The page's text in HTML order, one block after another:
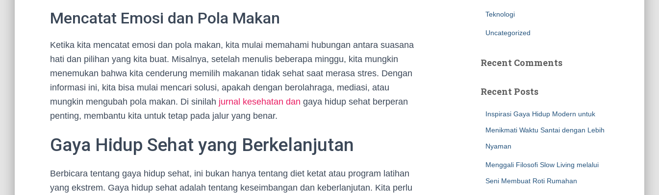
Mencatat Emosi dan Pola Makan
Ketika kita mencatat emosi dan pola makan, kita mulai memahami hubungan antara suasana
hati dan pilihan yang kita buat. Misalnya, setelah menulis beberapa minggu, kita mungkin
menemukan bahwa kita cenderung memilih makanan tidak sehat saat merasa stres. Dengan
informasi ini, kita bisa mulai mencari solusi, apakah dengan berolahraga, mediasi, atau
mungkin mengubah pola makan. Di sinilah jurnal kesehatan dan gaya hidup sehat berperan
penting, membantu kita untuk tetap pada jalur yang benar.
Gaya Hidup Sehat yang Berkelanjutan
Berbicara tentang gaya hidup sehat, ini bukan hanya tentang diet ketat atau program latihan
yang ekstrem. Gaya hidup sehat adalah tentang keseimbangan dan keberlanjutan. Kita perlu
Teknologi
Uncategorized
Recent Comments
Recent Posts
Inspirasi Gaya Hidup Modern untuk
Menikmati Waktu Santai dengan Lebih
Nyaman
Menggali Filosofi Slow Living melalui
Seni Membuat Roti Rumahan